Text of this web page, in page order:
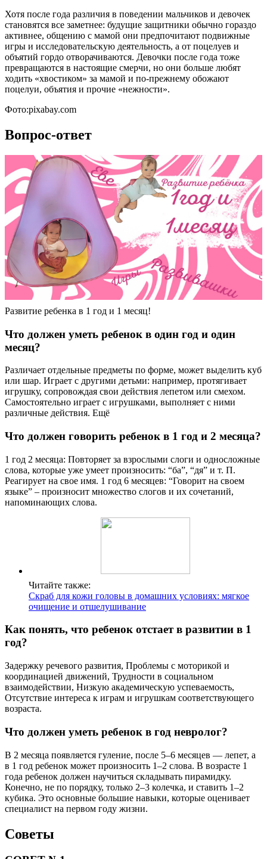
Хотя после года различия в поведении мальчиков и девочек
становятся все заметнее: будущие защитники обычно гораздо
активнее, общению с мамой они предпочитают подвижные
игры и исследовательскую деятельность, а от поцелуев и
объятий гордо отворачиваются. Девочки после года тоже
превращаются в настоящие смерчи, но они больше любят
ходить «хвостиком» за мамой и по-прежнему обожают
поцелуи, объятия и прочие «нежности».
Фото:pixabay.com
Вопрос-ответ
Развитие ребенка в 1 год и 1 месяц!
Что должен уметь ребенок в один год и один
месяц?
Различает отдельные предметы по форме, может выделить куб
или шар. Играет с другими детьми: например, протягивает
игрушку, сопровождая свои действия лепетом или смехом.
Самостоятельно играет с игрушками, выполняет с ними
различные действия. Ещё
Что должен говорить ребенок в 1 год и 2 месяца?
1 год 2 месяца: Повторяет за взрослыми слоги и односложные
слова, которые уже умеет произносить: “ба”, “дя” и т. П.
Реагирует на свое имя. 1 год 6 месяцев: “Говорит на своем
языке” – произносит множество слогов и их сочетаний,
напоминающих слова.
Читайте также:
Скраб для кожи головы в домашних условиях: мягкое
очищение и отшелушивание
Как понять, что ребенок отстает в развитии в 1
год?
Задержку речевого развития, Проблемы с моторикой и
координацией движений, Трудности в социальном
взаимодействии, Низкую академическую успеваемость,
Отсутствие интереса к играм и игрушкам соответствующего
возраста.
Что должен уметь ребенок в год невролог?
В 2 месяца появляется гуление, после 5–6 месяцев — лепет, а
в 1 год ребенок может произносить 1–2 слова. В возрасте 1
года ребенок должен научиться складывать пирамидку.
Конечно, не по порядку, только 2–3 колечка, и ставить 1–2
кубика. Это основные большие навыки, которые оценивает
специалист на первом году жизни.
Советы